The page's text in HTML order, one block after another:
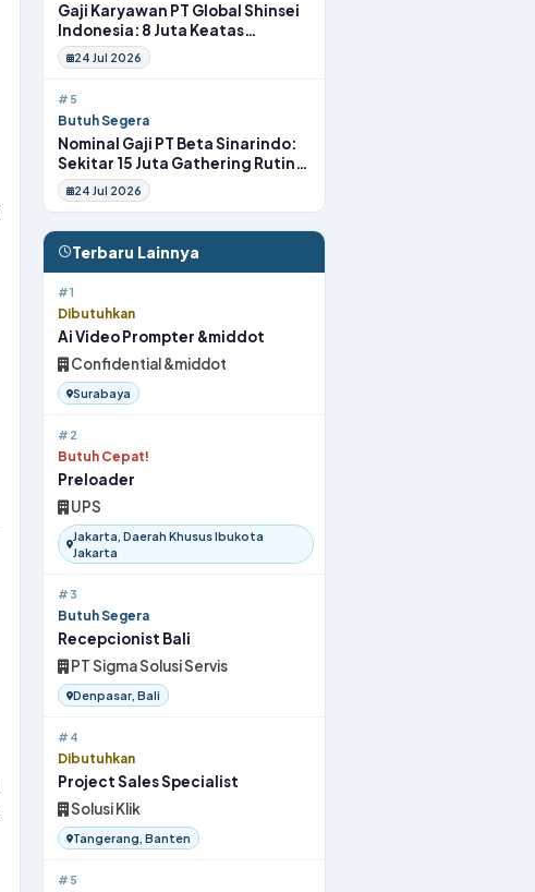
Gaji Karyawan PT Global Shinsei
Indonesia: 8 Juta Keatas
Tunjangan Komplit Uang
Transport
24 Jul 2026
#5
Butuh Segera
Nominal Gaji PT Beta Sinarindo:
Sekitar 15 Juta Gathering Rutin
Insentif Rutin
24 Jul 2026
Terbaru Lainnya
#1
Dibutuhkan
Ai Video Prompter &middot
Confidential &middot
Surabaya
#2
Butuh Cepat!
Preloader
UPS
Jakarta, Daerah Khusus Ibukota
Jakarta
#3
Butuh Segera
Recepcionist Bali
PT Sigma Solusi Servis
Denpasar, Bali
#4
Dibutuhkan
Project Sales Specialist
Solusi Klik
Tangerang, Banten
#5